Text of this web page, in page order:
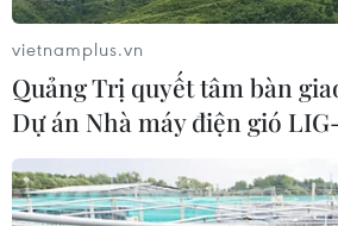
vietnamplus.vn
Quảng Trị quyết tâm bàn
Dự án Nhà máy điện gió